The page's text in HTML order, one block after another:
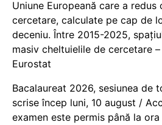
Uniune Europeană care a redus
cercetare, calculate pe cap de
deceniu. Între 2015-2025,
masiv cheltuielile de cercetare
Eurostat
Bacalaureat 2026, sesiunea de
scrise încep luni, 10 august /
examen este permis până la